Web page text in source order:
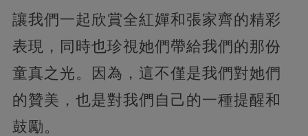
讓我們一起欣賞全紅嬋和張家齊的精彩
表現，同時也珍視她們帶給我們的那份
童真之光。因為，這不僅是我們對她們
的贊美，也是對我們自己的一種提醒和
鼓勵。